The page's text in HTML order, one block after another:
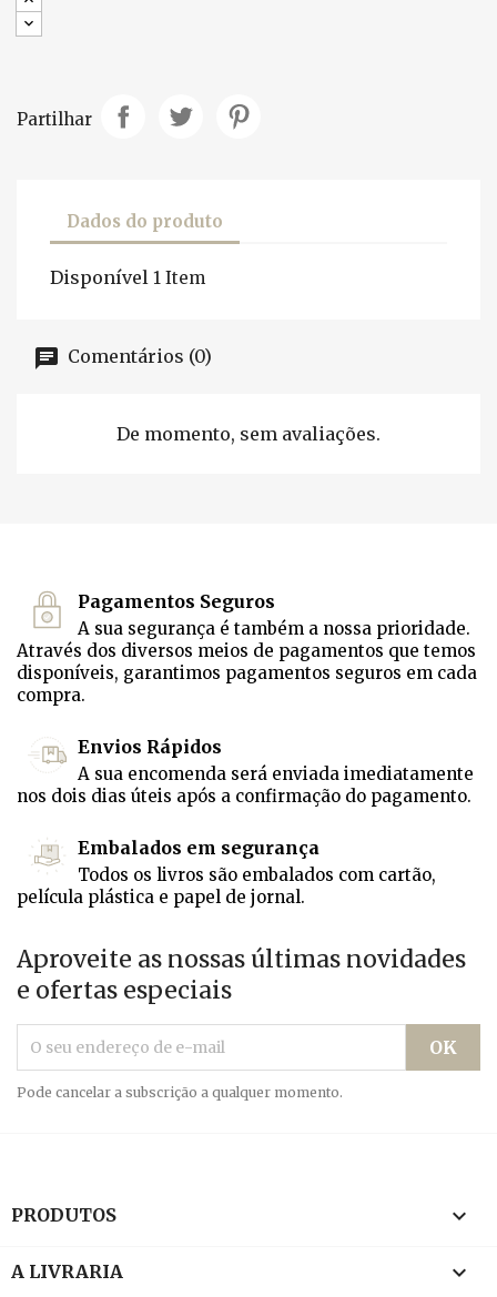
Partilhar
Dados do produto
Disponível 1 Item
Comentários (0)
De momento, sem avaliações.
Pagamentos Seguros
A sua segurança é também a nossa prioridade.
Através dos diversos meios de pagamentos que temos
disponíveis, garantimos pagamentos seguros em cada
compra.
Envios Rápidos
A sua encomenda será enviada imediatamente
nos dois dias úteis após a confirmação do pagamento.
Embalados em segurança
Todos os livros são embalados com cartão,
película plástica e papel de jornal.
Aproveite as nossas últimas novidades
e ofertas especiais
Pode cancelar a subscrição a qualquer momento.
PRODUTOS 
A LIVRARIA 